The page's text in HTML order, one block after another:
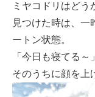
ミヤコドリはどう
見つけた時は、一
ートン状態。
「今日も寝てる～
そのうちに顔を上